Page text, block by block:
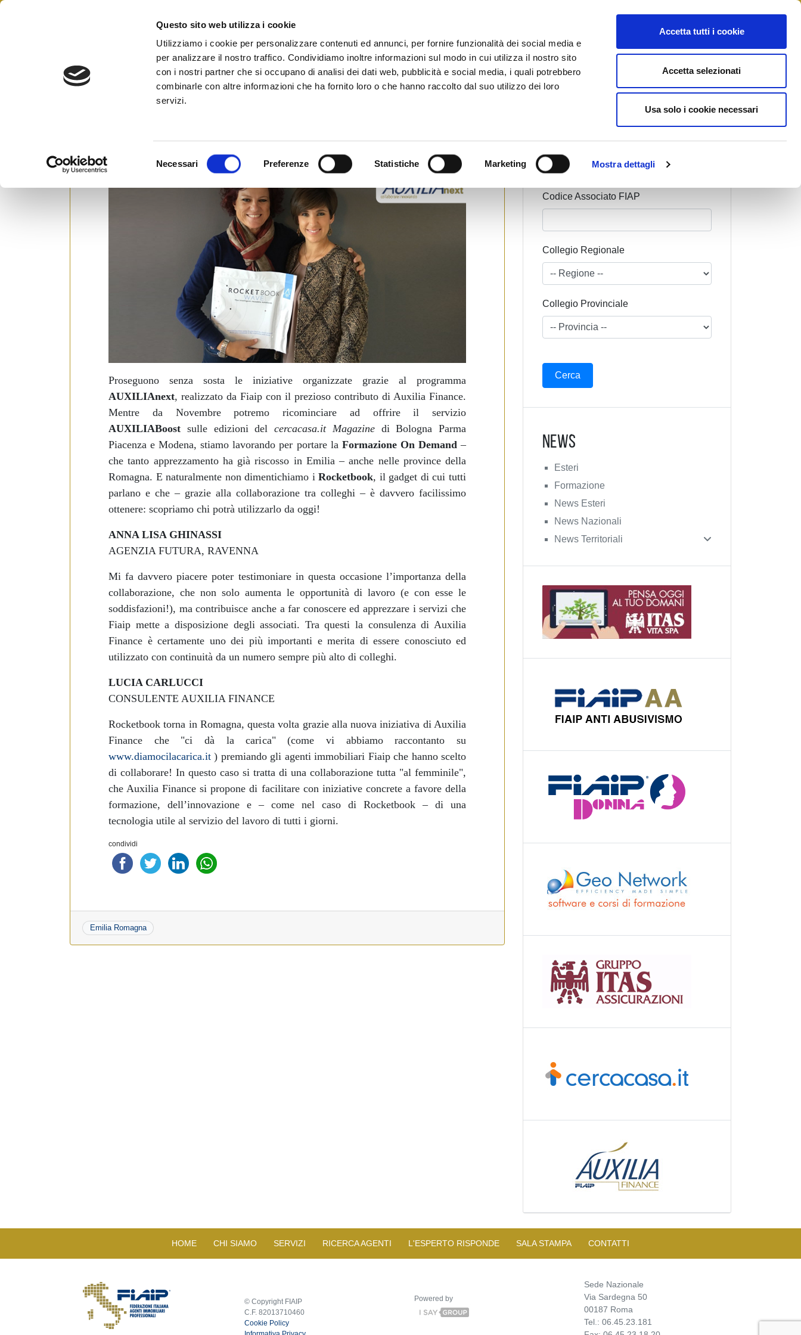
Questo sito web utilizza i cookie
Utilizziamo i cookie per personalizzare contenuti ed annunci, per fornire funzionalità dei social media e
per analizzare il nostro traffico. Condividiamo inoltre informazioni sul modo in cui utilizza il nostro sito
con i nostri partner che si occupano di analisi dei dati web, pubblicità e social media, i quali potrebbero
combinarle con altre informazioni che ha fornito loro o che hanno raccolto dal suo utilizzo dei loro
servizi.
e
n
s
o
Necessari Preferenze Statistiche Marketing Mostra dettagli
Accetta tutti i cookie
Accetta selezionati
Usa solo i cookie necessari
Skip
Federazione Italiana Agenti Immobiliari Professionali
AUXILIAnext | La collaborazione premia le colleghe di
17 Ottobre 2016byUfficio Stampa
Proseguono senza sosta le iniziative organizzate grazie al programma
AUXILIAnext, realizzato da Fiaip con il prezioso contributo di Auxilia Finance.
Mentre da Novembre potremo ricominciare ad offrire il servizio
AUXILIABoost sulle edizioni del cercacasa.it Magazinedi Bologna Parma
Piacenza e Modena, stiamo lavorando per portare la Formazione On Demand –
che tanto apprezzamento ha già riscosso in Emilia – anche nelle province della
Romagna. E naturalmente non dimentichiamo iRocketbook, il gadget di cui tutti
parlano e che – grazie alla collaborazione tra colleghi – è davvero facilissimo
ottenere: scopriamo chi potrà utilizzarlo da oggi!
ANNA LISA GHINASSI
AGENZIA FUTURA, RAVENNA
Mi fa davvero piacere poter testimoniare in questa occasione l’importanza della
collaborazione, che non solo aumenta le opportunità di lavoro (e con esse le
soddisfazioni!), ma contribuisce anche a far conoscere ed apprezzare i servizi che
Fiaip mette a disposizione degliassociati. Tra questi la consulenza di Auxilia
Finance è certamente uno dei più importanti e merita di essere conosciuto ed
utilizzato con continuità da un numero sempre più alto di colleghi.
LUCIA CARLUCCI
CONSULENTE AUXILIA FINANCE
Rocketbook torna in Romagna, questa volta grazie alla nuova iniziativa di Auxilia
Finance che "ci dà la carica" (come vi abbiamo raccontanto su
www.diamocilacarica.it ) premiando gli agenti immobiliari Fiaip che hanno scelto
di collaborare! In questo caso si tratta di una collaborazione tutta "al femminile",
che Auxilia Finance sipropone di facilitare con iniziative concrete a favore della
formazione, dell’innovazione e – come nel caso di Rocketbook – di una
tecnologia utile al servizio del lavoro di tutti i giorni.
condividi
Emilia Romagna
Cognome Associato
Nome Associato
Codice Associato FIAP
Collegio Regionale
Collegio Provinciale
News
Esteri
Formazione
News Esteri
News Nazionali
News Territoriali
HOME CHI SIAMO SERVIZI RICERCA AGENTI L'ESPERTO RISPONDE SALA STAMPA CONTATTI
© Copyright FIAIP
C.F. 82013710460
Cookie Policy
Powered by
Sede Nazionale
Via Sardegna 50
00187 Roma
Tel.: 06.45.23.181